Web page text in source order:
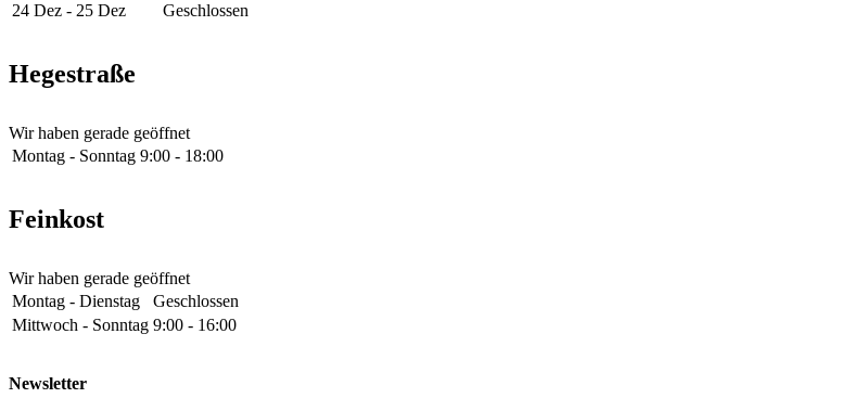
24 Dez - 25 Dez
Geschlossen
Hegestraße
Wir haben gerade geöffnet
Montag - Sonntag 9:00 - 18:00
Feinkost
Wir haben gerade geöffnet
Montag - Dienstag
Geschlossen
Mittwoch - Sonntag 9:00 - 16:00
Newsletter